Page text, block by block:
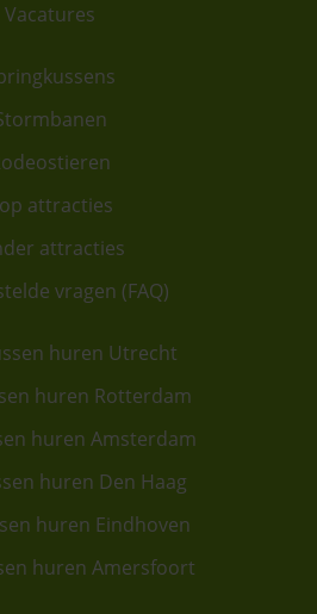
Vacatures
attracties
attracties
vragen (FAQ)
huren Utrecht
huren Rotterdam
huren Amsterdam
huren Den Haag
huren Eindhoven
huren Amersfoort